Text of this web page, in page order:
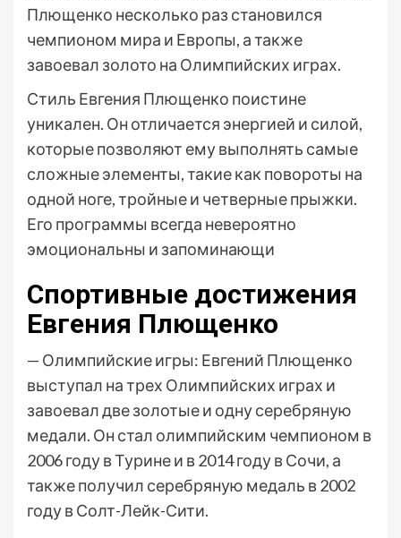
Плющенко несколько раз становился
чемпионом мира и Европы, а также
завоевал золото на Олимпийских играх.
Стиль Евгения Плющенко поистине
уникален. Он отличается энергией и силой,
которые позволяют ему выполнять самые
сложные элементы, такие как повороты на
одной ноге, тройные и четверные прыжки.
Его программы всегда невероятно
эмоциональны и запоминающи
Спортивные достижения
Евгения Плющенко
— Олимпийские игры: Евгений Плющенко
выступал на трех Олимпийских играх и
завоевал две золотые и одну серебряную
медали. Он стал олимпийским чемпионом в
2006 году в Турине и в 2014 году в Сочи, а
также получил серебряную медаль в 2002
году в Солт-Лейк-Сити.